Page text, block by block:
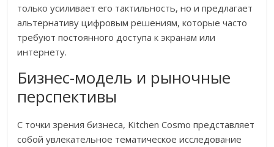
только усиливает его тактильность, но и предлагает
альтернативу цифровым решениям, которые часто
требуют постоянного доступа к экранам или
интернету.
Бизнес-модель и рыночные
перспективы
С точки зрения бизнеса, Kitchen Cosmo представляет
собой увлекательное тематическое исследование